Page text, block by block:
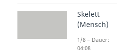
Aber wie
Ohr nimmt
wandelt sie
Diese
Skelett
(Mensch)
1/8 – Dauer:
04:08